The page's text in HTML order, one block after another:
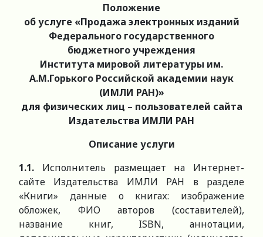
Положение
об услуге «Продажа электронных изданий
Федерального государственного
бюджетного учреждения
Института мировой литературы им.
А.М.Горького Российской академии наук
(ИМЛИ РАН)»
для физических лиц – пользователей сайта
Издательства ИМЛИ РАН
Описание услуги
1.1. Исполнитель размещает на Интернет-
сайте Издательства ИМЛИ РАН в разделе
«Книги» данные о книгах: изображение
обложек, ФИО авторов (составителей),
название книг, ISBN, аннотации,